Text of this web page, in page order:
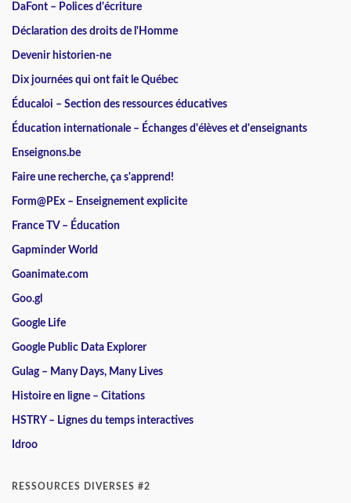
DaFont – Polices d'écriture
Déclaration des droits de l'Homme
Devenir historien-ne
Dix journées qui ont fait le Québec
Éducaloi – Section des ressources éducatives
Éducation internationale – Échanges d'élèves et d'enseignants
Enseignons.be
Faire une recherche, ça s'apprend!
Form@PEx – Enseignement explicite
France TV – Éducation
Gapminder World
Goanimate.com
Goo.gl
Google Life
Google Public Data Explorer
Gulag – Many Days, Many Lives
Histoire en ligne – Citations
HSTRY – Lignes du temps interactives
Idroo
RESSOURCES DIVERSES #2